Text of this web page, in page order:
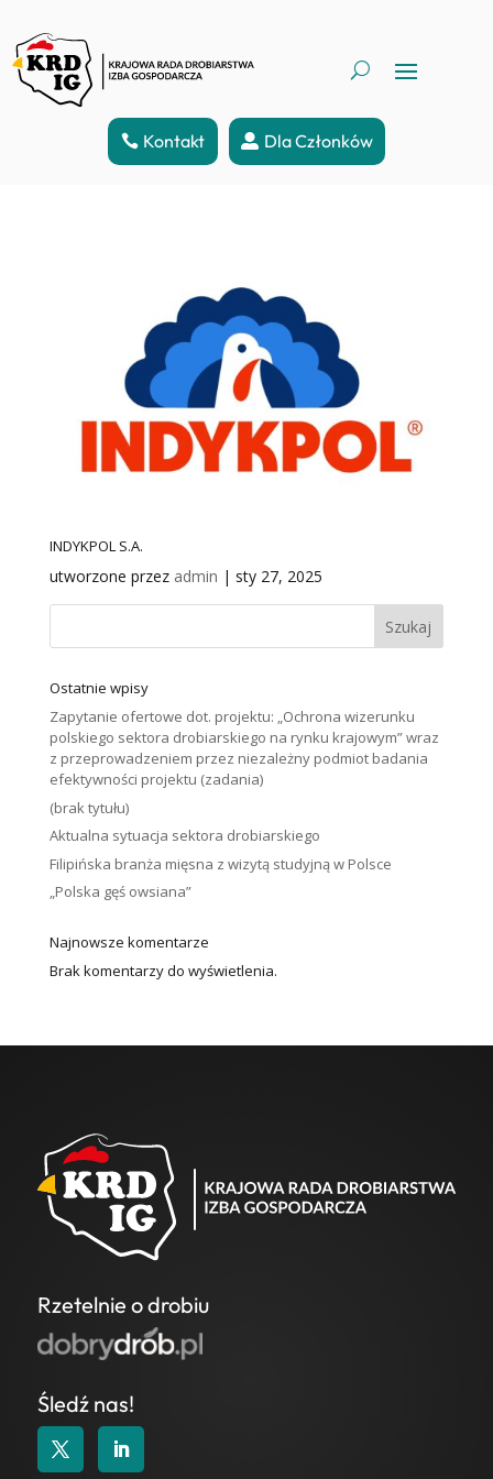
Kontakt Dla Członków
INDYKPOL S.A.
utworzone przez admin | sty 27, 2025
Szukaj
Ostatnie wpisy
Zapytanie ofertowe dot. projektu: „Ochrona wizerunku
polskiego sektora drobiarskiego na rynku krajowym” wraz
z przeprowadzeniem przez niezależny podmiot badania
efektywności projektu (zadania)
(brak tytułu)
Aktualna sytuacja sektora drobiarskiego
Filipińska branża mięsna z wizytą studyjną w Polsce
„Polska gęś owsiana”
Najnowsze komentarze
Brak komentarzy do wyświetlenia.
Rzetelnie o drobiu
Śledź nas!